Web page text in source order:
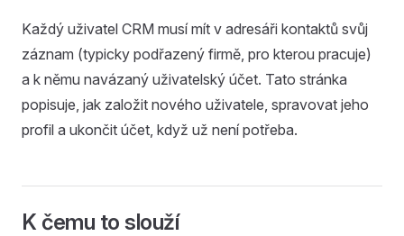
Každý uživatel CRM musí mít v adresáři kontaktů svůj
záznam (typicky podřazený firmě, pro kterou pracuje)
a k němu navázaný uživatelský účet. Tato stránka
popisuje, jak založit nového uživatele, spravovat jeho
profil a ukončit účet, když už není potřeba.
K čemu to slouží